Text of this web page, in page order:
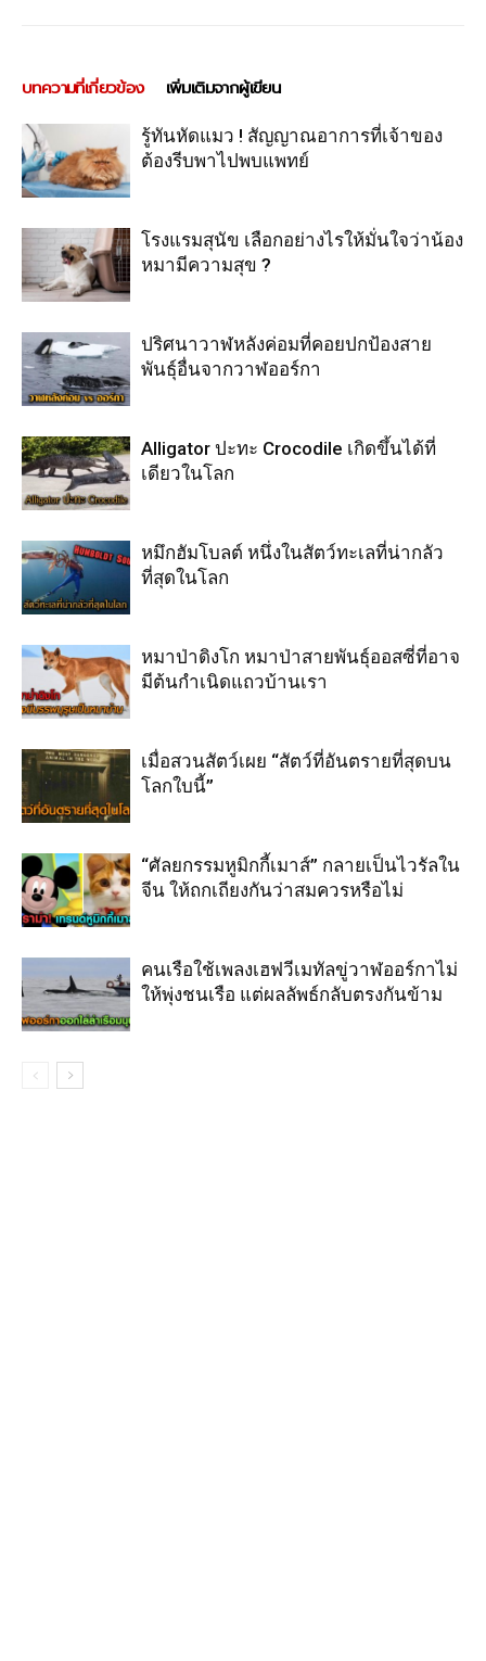
บทความที่เกี่ยวข้อง เพิ่มเติมจากผู้เขียน
รู้ทันหัดแมว ! สัญญาณอาการที่เจ้าของ
ต้องรีบพาไปพบแพทย์
โรงแรมสุนัข เลือกอย่างไรให้มั่นใจว่าน้อง
หมามีความสุข ?
ปริศนาวาฬหลังค่อมที่คอยปกป้องสาย
พันธุ์อื่นจากวาฬออร์กา
Alligator ปะทะ Crocodile เกิดขึ้นได้ที่
เดียวในโลก
หมึกฮัมโบลต์ หนึ่งในสัตว์ทะเลที่น่ากลัว
ที่สุดในโลก
หมาป่าดิงโก หมาป่าสายพันธุ์ออสซี่ที่อาจ
มีต้นกำเนิดแถวบ้านเรา
เมื่อสวนสัตว์เผย “สัตว์ที่อันตรายที่สุดบน
โลกใบนี้”
“ศัลยกรรมหูมิกกี้เมาส์” กลายเป็นไวรัลใน
จีน ให้ถกเถียงกันว่าสมควรหรือไม่
คนเรือใช้เพลงเฮฟวีเมทัลขู่วาฬออร์กาไม่
ให้พุ่งชนเรือ แต่ผลลัพธ์กลับตรงกันข้าม